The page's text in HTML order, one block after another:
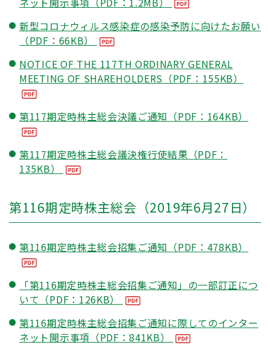
新型コロナウィルス感染症の感染予防に向けたお願い
（PDF：66KB）
NOTICE OF THE 117TH ORDINARY GENERAL
MEETING OF SHAREHOLDERS（PDF：155KB）
第117期定時株主総会決議ご通知（PDF：164KB）
第117期定時株主総会議決権行使結果（PDF：
135KB）
第116期定時株主総会（2019年6月27日）
第116期定時株主総会招集ご通知（PDF：478KB）
「第116期定時株主総会招集ご通知」の一部訂正につ
いて（PDF：126KB）
第116期定時株主総会招集ご通知に際してのインター
ネット開示事項（PDF：841KB）